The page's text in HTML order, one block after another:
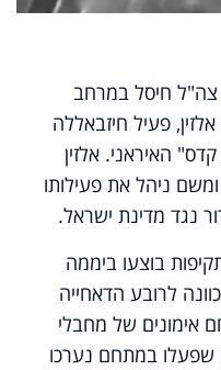
צה"ל חיסל במרחב
פעיל חיזבאללה
האיראני. אלזין
ניהל את פעילותו
נגד מדינת ישראל.
מ-100 תקיפות בוצעו ביממה
לרובע הדאחייה
אימונים של מחבלי
שפעלו במתחם נערכו